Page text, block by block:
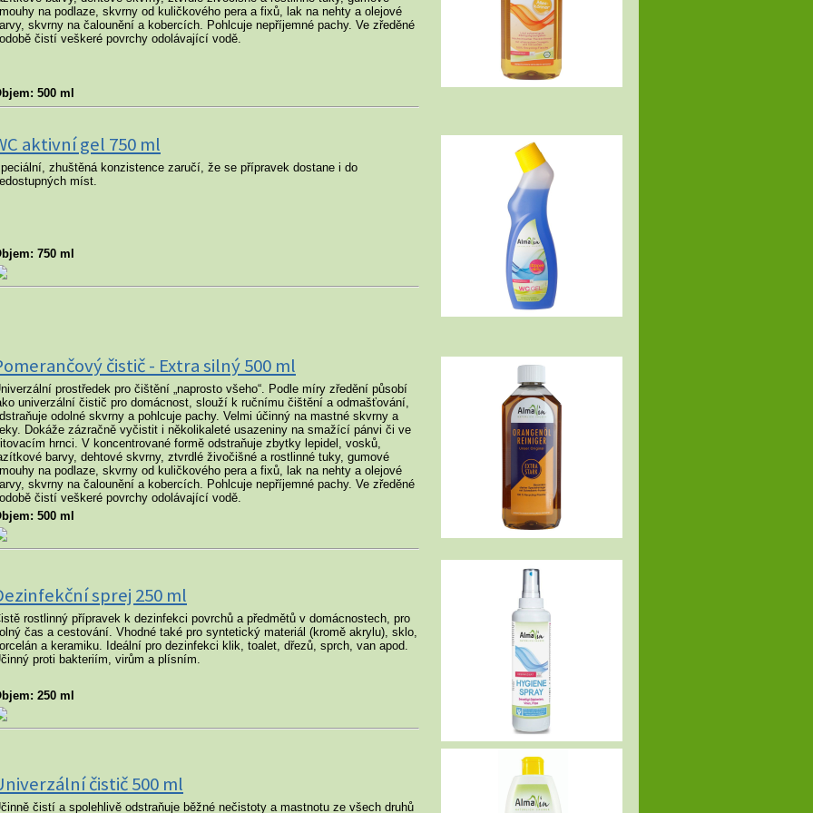
na podlaze, skvrny od kuličkového pera a fixů, lak na nehty a olejové
skvrny na čalounění a kobercích. Pohlcuje nepříjemné pachy. Ve zředěné
čistí veškeré povrchy odolávající vodě.
500 ml
aktivní gel 750 ml
zhuštěná konzistence zaručí, že se přípravek dostane i do
míst.
750 ml
čistič - Extra silný 500 ml
prostředek pro čištění „naprosto všeho“. Podle míry zředění působí
univerzální čistič pro domácnost, slouží k ručnímu čištění a odmašťování,
odolné skvrny a pohlcuje pachy. Velmi účinný na mastné skvrny a
Dokáže zázračně vyčistit i několikaleté usazeniny na smažící pánvi či ve
hrnci. V koncentrované formě odstraňuje zbytky lepidel, vosků,
barvy, dehtové skvrny, ztvrdlé živočišné a rostlinné tuky, gumové
na podlaze, skvrny od kuličkového pera a fixů, lak na nehty a olejové
skvrny na čalounění a kobercích. Pohlcuje nepříjemné pachy. Ve zředěné
čistí veškeré povrchy odolávající vodě.
500 ml
sprej 250 ml
rostlinný přípravek k dezinfekci povrchů a předmětů v domácnostech, pro
čas a cestování. Vhodné také pro syntetický materiál (kromě akrylu), sklo,
a keramiku. Ideální pro dezinfekci klik, toalet, dřezů, sprch, van apod.
proti bakteriím, virům a plísním.
250 ml
čistič 500 ml
čistí a spolehlivě odstraňuje běžné nečistoty a mastnotu ze všech druhů